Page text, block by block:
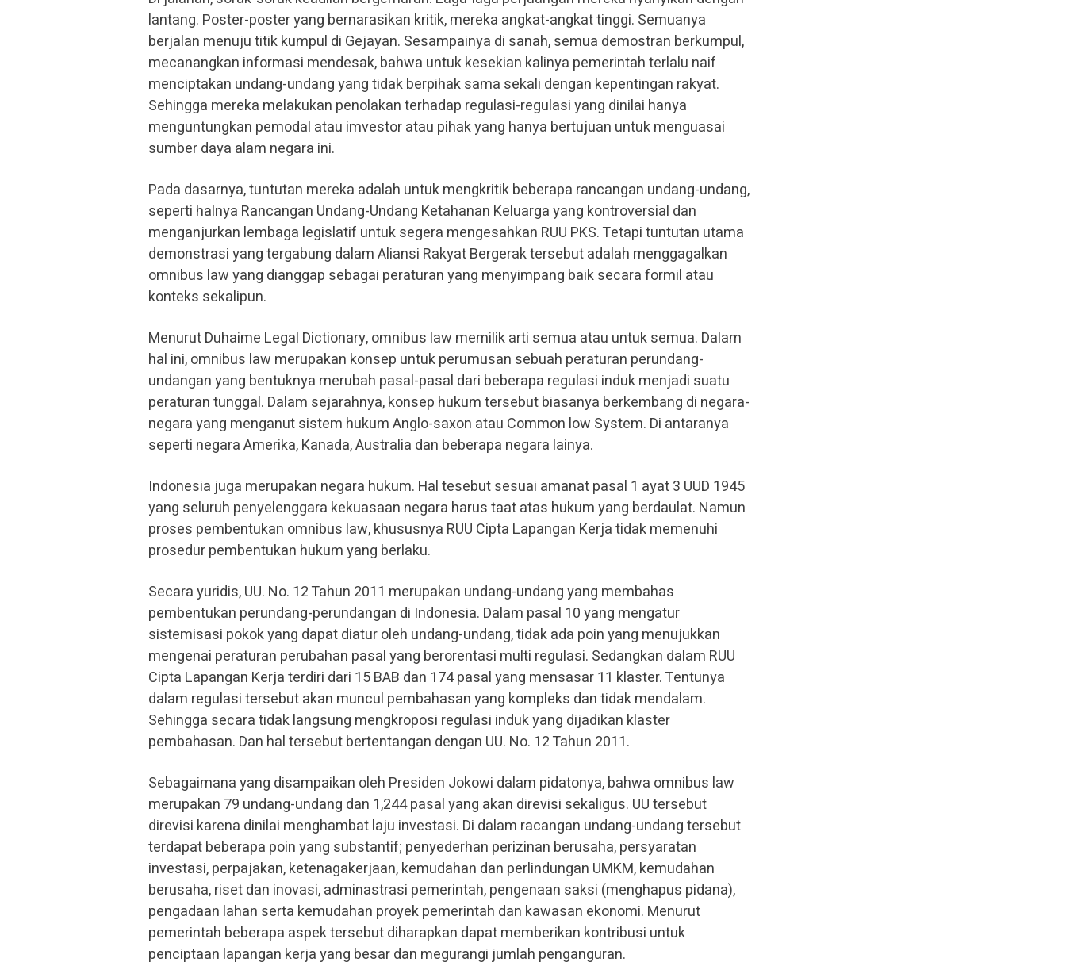
lantang. Poster-poster yang bernarasikan kritik, mereka angkat-angkat tinggi. Semuanya
berjalan menuju titik kumpul di Gejayan. Sesampainya di sanah, semua demostran berkumpul,
mecanangkan informasi mendesak, bahwa untuk kesekian kalinya pemerintah terlalu naif
menciptakan undang-undang yang tidak berpihak sama sekali dengan kepentingan rakyat.
Sehingga mereka melakukan penolakan terhadap regulasi-regulasi yang dinilai hanya
menguntungkan pemodal atau imvestor atau pihak yang hanya bertujuan untuk menguasai
sumber daya alam negara ini.
Pada dasarnya, tuntutan mereka adalah untuk mengkritik beberapa rancangan undang-undang,
seperti halnya Rancangan Undang-Undang Ketahanan Keluarga yang kontroversial dan
menganjurkan lembaga legislatif untuk segera mengesahkan RUU PKS. Tetapi tuntutan utama
demonstrasi yang tergabung dalam Aliansi Rakyat Bergerak tersebut adalah menggagalkan
omnibus law yang dianggap sebagai peraturan yang menyimpang baik secara formil atau
konteks sekalipun.
Menurut Duhaime Legal Dictionary, omnibus law memilik arti semua atau untuk semua. Dalam
hal ini, omnibus law merupakan konsep untuk perumusan sebuah peraturan perundang-
undangan yang bentuknya merubah pasal-pasal dari beberapa regulasi induk menjadi suatu
peraturan tunggal. Dalam sejarahnya, konsep hukum tersebut biasanya berkembang di negara-
negara yang menganut sistem hukum Anglo-saxon atau Common low System. Di antaranya
seperti negara Amerika, Kanada, Australia dan beberapa negara lainya.
Indonesia juga merupakan negara hukum. Hal tesebut sesuai amanat pasal 1 ayat 3 UUD 1945
yang seluruh penyelenggara kekuasaan negara harus taat atas hukum yang berdaulat. Namun
proses pembentukan omnibus law, khususnya RUU Cipta Lapangan Kerja tidak memenuhi
prosedur pembentukan hukum yang berlaku.
Secara yuridis, UU. No. 12 Tahun 2011 merupakan undang-undang yang membahas
pembentukan perundang-perundangan di Indonesia. Dalam pasal 10 yang mengatur
sistemisasi pokok yang dapat diatur oleh undang-undang, tidak ada poin yang menujukkan
mengenai peraturan perubahan pasal yang berorentasi multi regulasi. Sedangkan dalam RUU
Cipta Lapangan Kerja terdiri dari 15 BAB dan 174 pasal yang mensasar 11 klaster. Tentunya
dalam regulasi tersebut akan muncul pembahasan yang kompleks dan tidak mendalam.
Sehingga secara tidak langsung mengkroposi regulasi induk yang dijadikan klaster
pembahasan. Dan hal tersebut bertentangan dengan UU. No. 12 Tahun 2011.
Sebagaimana yang disampaikan oleh Presiden Jokowi dalam pidatonya, bahwa omnibus law
merupakan 79 undang-undang dan 1,244 pasal yang akan direvisi sekaligus. UU tersebut
direvisi karena dinilai menghambat laju investasi. Di dalam racangan undang-undang tersebut
terdapat beberapa poin yang substantif; penyederhan perizinan berusaha, persyaratan
investasi, perpajakan, ketenagakerjaan, kemudahan dan perlindungan UMKM, kemudahan
berusaha, riset dan inovasi, adminastrasi pemerintah, pengenaan saksi (menghapus pidana),
pengadaan lahan serta kemudahan proyek pemerintah dan kawasan ekonomi. Menurut
pemerintah beberapa aspek tersebut diharapkan dapat memberikan kontribusi untuk
penciptaan lapangan kerja yang besar dan megurangi jumlah penganguran.